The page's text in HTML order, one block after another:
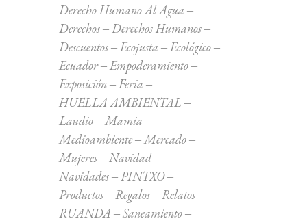
Derecho Humano Al Agua
Derechos
Derechos Humanos
Descuentos
Ecojusta
Ecológico
Ecuador
Empoderamiento
Exposición
Feria
HUELLA AMBIENTAL
Laudio
Mamia
Medioambiente
Mercado
Mujeres
Navidad
Navidades
PINTXO
Productos
Regalos
Relatos
RUANDA
Saneamiento